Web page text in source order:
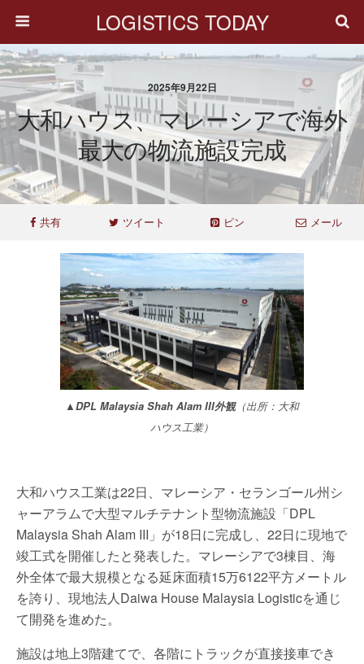
LOGISTICS TODAY
2025年9月22日
大和ハウス、マレーシアで海外
最大の物流施設完成
共有 ツイート ピン メール
▲DPL Malaysia Shah Alam III外観（出所：大和
ハウス工業）
大和ハウス工業は22日、マレーシア・セランゴール州シ
ャーアラムで大型マルチテナント型物流施設「DPL
Malaysia Shah Alam III」が18日に完成し、22日に現地で
竣工式を開催したと発表した。マレーシアで3棟目、海
外全体で最大規模となる延床面積15万6122平方メートル
を誇り、現地法人Daiwa House Malaysia Logisticを通じ
て開発を進めた。
施設は地上3階建てで、各階にトラックが直接接車でき